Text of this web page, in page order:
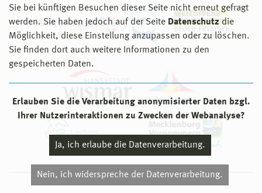
Sie bei künftigen Besuchen dieser Seite nicht erneut gefragt
werden. Sie haben jedoch auf der Seite Datenschutz die
Möglichkeit, diese Einstellung anzupassen oder zu löschen.
Sie finden dort auch weitere Informationen zu den
gespeicherten Daten.
Erlauben Sie die Verarbeitung anonymisierter Daten bzgl.
Ihrer Nutzerinteraktionen zu Zwecken der Webanalyse?
Ja, ich erlaube die Datenverarbeitung.
Nein, ich widerspreche der Datenverarbeitung.